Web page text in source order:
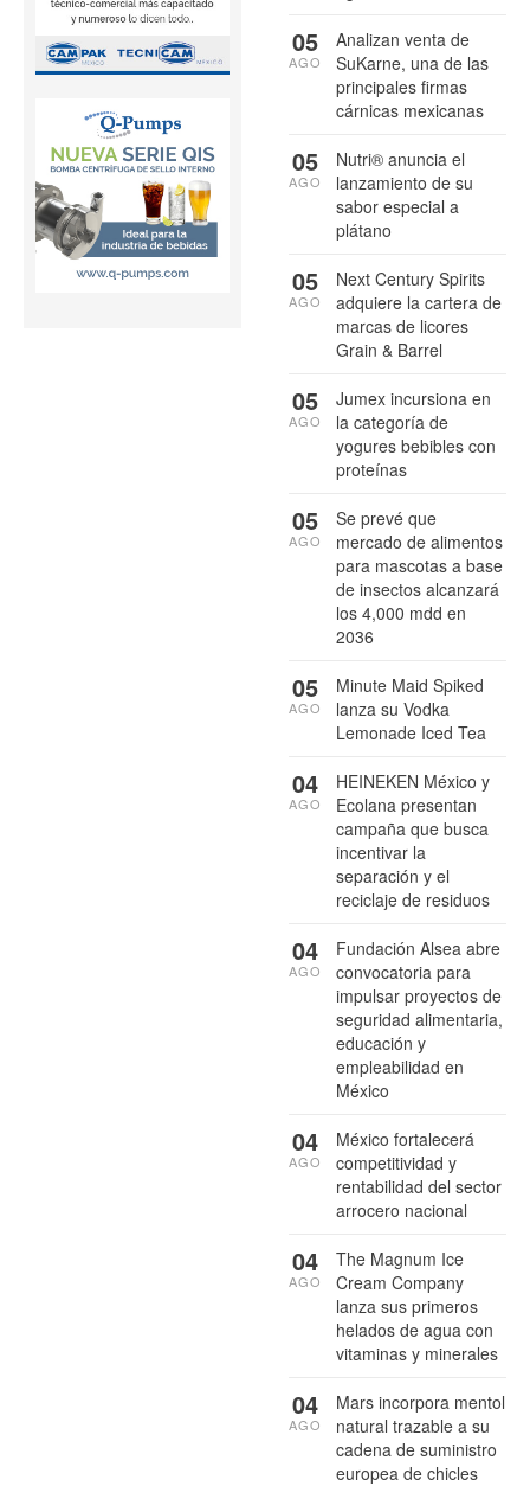
Analizan venta de
SuKarne, una de las
principales firmas
cárnicas mexicanas
05
AGO
Nutri® anuncia el
lanzamiento de su
sabor especial a
plátano
05
AGO
Next Century Spirits
adquiere la cartera de
marcas de licores
Grain & Barrel
05
AGO
Jumex incursiona en
la categoría de
yogures bebibles con
proteínas
05
AGO
Se prevé que
mercado de alimentos
para mascotas a base
de insectos alcanzará
los 4,000 mdd en
2036
05
AGO
Minute Maid Spiked
lanza su Vodka
Lemonade Iced Tea
05
AGO
HEINEKEN México y
Ecolana presentan
campaña que busca
incentivar la
separación y el
reciclaje de residuos
04
AGO
Fundación Alsea abre
convocatoria para
impulsar proyectos de
seguridad alimentaria,
educación y
empleabilidad en
México
04
AGO
México fortalecerá
competitividad y
rentabilidad del sector
arrocero nacional
04
AGO
The Magnum Ice
Cream Company
lanza sus primeros
helados de agua con
vitaminas y minerales
04
AGO
Mars incorpora mentol
natural trazable a su
cadena de suministro
europea de chicles
04
AGO